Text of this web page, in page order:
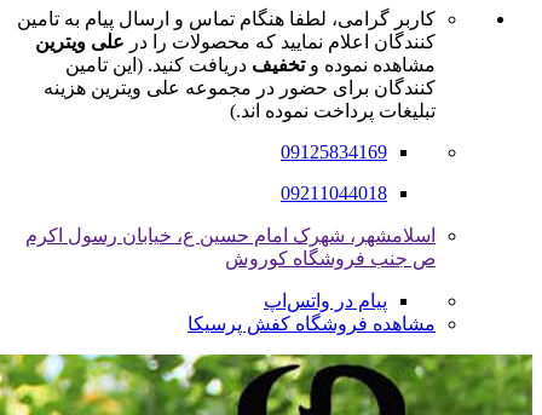
کاربر گرامی، لطفا هنگام تماس و ارسال پیام به تامین
کنندگان اعلام نمایید که محصولات را در علی ویترین
مشاهده نموده وتخفیف دریافت کنید. (این تامین
کنندگان برای حضور در مجموعه علی ویترین هزینه
تبلیغات پرداخت نموده اند.)
09125834169
09211044018
اسلامشهر، شهرک امام حسین ع، خیابان رسول اکرم
ص جنب فروشگاه کوروش
پیام در واتس‌اپ
مشاهده فروشگاه کفش پرسیکا